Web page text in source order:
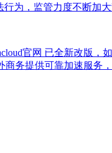
行为，监管力度不断加
官网 已全新改版
商务提供可靠加速服务